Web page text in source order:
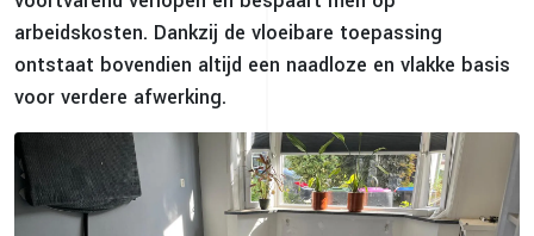
arbeidskosten. Dankzij de vloeibare toepassing
ontstaat bovendien altijd een naadloze en vlakke basis
voor verdere afwerking.